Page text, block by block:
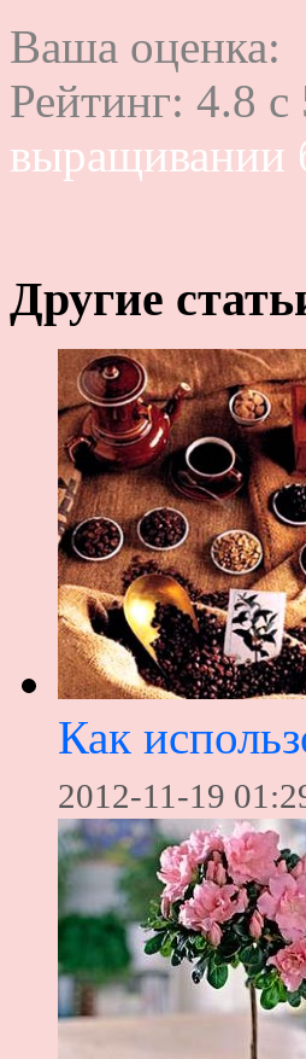
Ваша оценка:
Рейтинг: 4.8 c
выращивании
Другие
Как
2012-11-19